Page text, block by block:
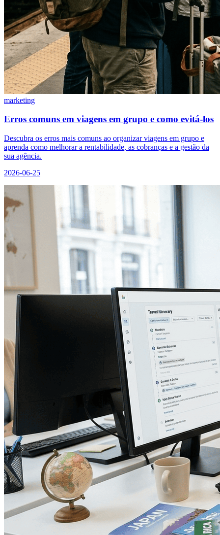
marketing
Erros comuns em viagens em grupo e como evitá-los
Descubra os erros mais comuns ao organizar viagens em grupo e
aprenda como melhorar a rentabilidade, as cobranças e a gestão da
sua agência.
2026-06-25